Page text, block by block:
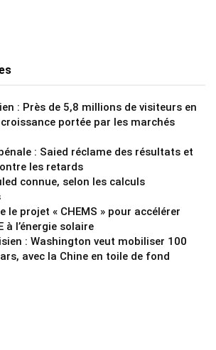
: Près de 5,8 millions de visiteurs en
portée par les marchés
: Saied réclame des résultats et
les retards
connue, selon les calculs
le projet « CHEMS » pour accélérer
à l’énergie solaire
: Washington veut mobiliser 100
avec la Chine en toile de fond